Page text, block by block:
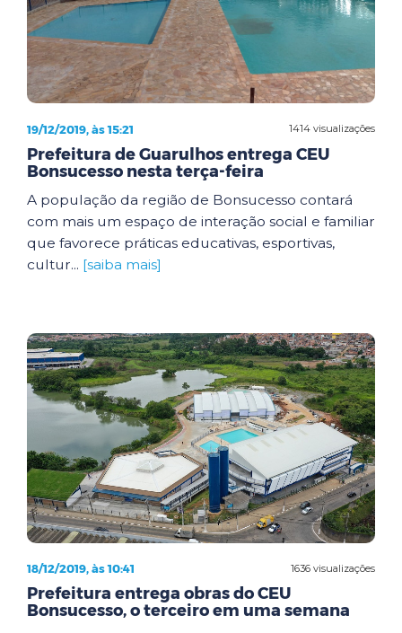
1414 visualizações
19/12/2019, às 15:21
Prefeitura de Guarulhos entrega CEU
Bonsucesso nesta terça-feira
A população da região de Bonsucesso contará
com mais um espaço de interação social e familiar
que favorece práticas educativas, esportivas,
cultur... [saiba mais]
1636 visualizações
18/12/2019, às 10:41
Prefeitura entrega obras do CEU
Bonsucesso, o terceiro em uma semana